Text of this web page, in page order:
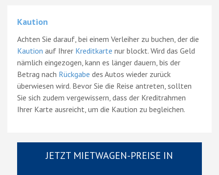
Kaution
Achten Sie darauf, bei einem Verleiher zu buchen, der die
Kaution auf Ihrer Kreditkarte nur blockt. Wird das Geld
nämlich eingezogen, kann es länger dauern, bis der
Betrag nach Rückgabe des Autos wieder zurück
überwiesen wird. Bevor Sie die Reise antreten, sollten
Sie sich zudem vergewissern, dass der Kreditrahmen
Ihrer Karte ausreicht, um die Kaution zu begleichen.
JETZT MIETWAGEN-PREISE IN